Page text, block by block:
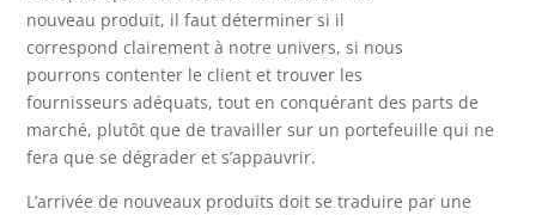
nouveau produit, il faut déterminer si il
correspond clairement à notre univers, si nous
pourrons contenter le client et trouver les
fournisseurs adéquats, tout en conquérant des parts de
marché, plutôt que de travailler sur un portefeuille qui ne
fera que se dégrader et s’appauvrir.
L’arrivée de nouveaux produits doit se traduire par une